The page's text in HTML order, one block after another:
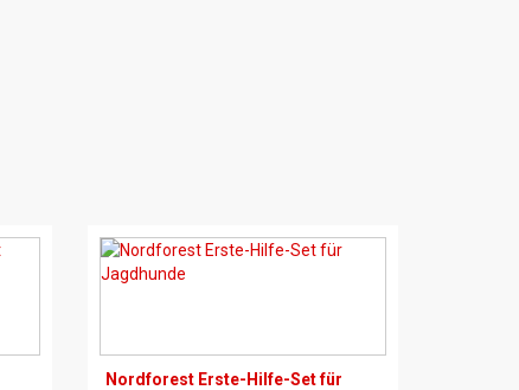
Nordforest Erste-Hilfe-Set für